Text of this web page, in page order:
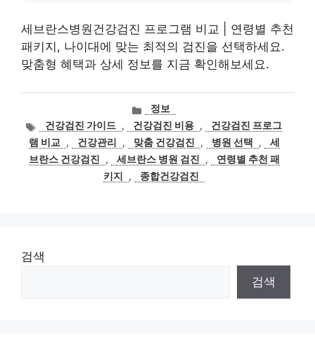
세브란스병원건강검진 프로그램 비교 | 연령별 추천
패키지, 나이대에 맞는 최적의 검진을 선택하세요.
맞춤형 혜택과 상세 정보를 지금 확인해보세요.
카
테
고
리
정보
태
그
건강검진 가이드 , 건강검진 비용 ,
건강검진 프로그
램 비교
, 건강관리 , 맞춤 건강검진 , 병원 선택 ,
세
브란스 건강검진
, 세브란스 병원 검진 ,
연령별 추천 패
키지
, 종합건강검진
검색
검색